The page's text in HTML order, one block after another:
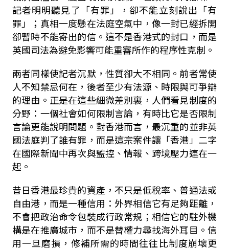
記者明明聽見了「有罪」，卻不能立刻說出「有
罪」；真相一度懸在法庭空氣中，像一封已經拆開
卻暫時不能寄出的信。這不是香港式的封口，而是
英國司法為避免影響可能重審所作的程序性克制。
兩者同樣使記者沉默，性質卻大不相同。前者常使
人不知禁忌何在，後者至少有法源、時限與可爭辯
的理由。正是在這些細微差別裏，人們看見制度的
分野：一個社會如何限制言論，有時比它是否限制
言論更能說明問題。對香港而言，最沉重的並非英
國法庭判了誰有罪，而是這宗案件讓「香港」二字
在國際新聞中再次與監控、情報、跨境壓力連在一
起。
昔日香港最珍貴的資產，不只是低稅率、普通法或
自由港，而是一種信用：外界相信它有足夠距離，
不會把政治命令包裝成行政常規；相信它的駐外機
構是在推廣城市，而不是替權力尋找海外耳目。信
用一旦磨損，修補所需的時間往往比制度崩壞更